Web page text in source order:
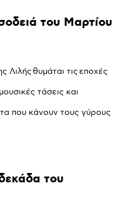
του Μαρτίου
θυμάται τις εποχές
τάσεις και
που κάνουν τους γύρους
του